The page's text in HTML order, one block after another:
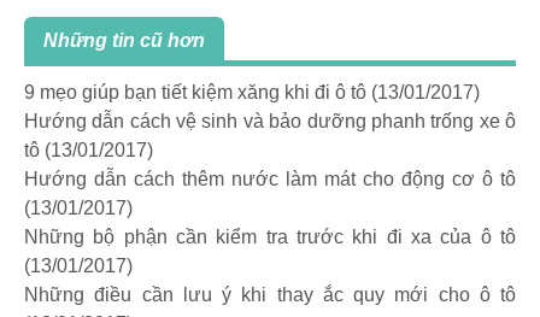
Những tin cũ hơn
9 mẹo giúp bạn tiết kiệm xăng khi đi ô tô (13/01/2017)
Hướng dẫn cách vệ sinh và bảo dưỡng phanh trống xe ô
tô (13/01/2017)
Hướng dẫn cách thêm nước làm mát cho động cơ ô tô
(13/01/2017)
Những bộ phận cần kiểm tra trước khi đi xa của ô tô
(13/01/2017)
Những điều cần lưu ý khi thay ắc quy mới cho ô tô